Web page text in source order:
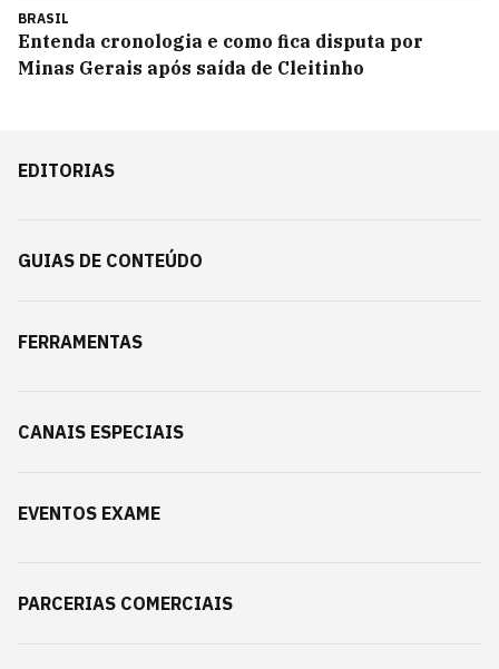
BRASIL
Entenda cronologia e como fica disputa por
Minas Gerais após saída de Cleitinho
EDITORIAS
GUIAS DE CONTEÚDO
FERRAMENTAS
CANAIS ESPECIAIS
EVENTOS EXAME
PARCERIAS COMERCIAIS